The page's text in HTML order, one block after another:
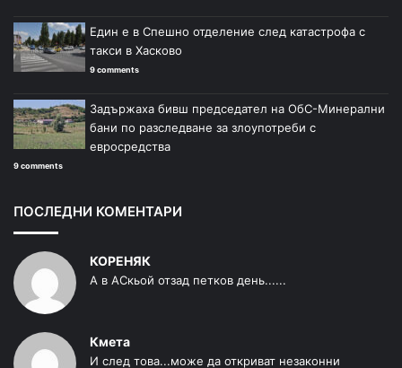
Един е в Спешно отделение след катастрофа с
такси в Хасково
9 comments
Задържаха бивш председател на ОбС-Минерални
бани по разследване за злоупотреби с
евросредства
9 comments
ПОСЛЕДНИ КОМЕНТАРИ
КОРЕНЯК
А в АСкьой отзад петков день......
Кмета
И след това...може да откриват незаконни